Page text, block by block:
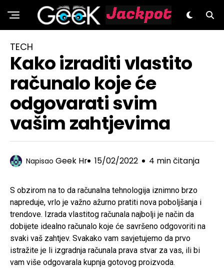
GeeK.hr
TECH
Kako izraditi vlastito
računalo koje će
odgovarati svim
vašim zahtjevima
Napisao Geek Hr 15/02/2022 4 min čitanja
S obzirom na to da računalna tehnologija iznimno brzo
napreduje, vrlo je važno ažurno pratiti nova poboljšanja i
trendove. Izrada vlastitog računala najbolji je način da
dobijete idealno računalo koje će savršeno odgovoriti na
svaki vaš zahtjev. Svakako vam savjetujemo da prvo
istražite je li izgradnja računala prava stvar za vas, ili bi
vam više odgovarala kupnja gotovog proizvoda.